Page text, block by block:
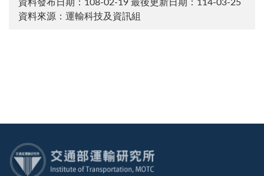
資料發布日期：108-02-19 最後更新日期：114-03-25
資料來源：運輸科技及資訊組